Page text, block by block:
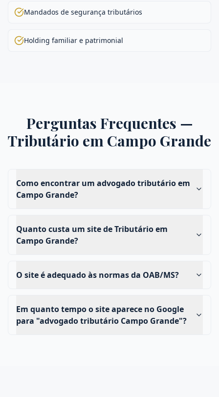
Mandados de segurança tributários
Holding familiar e patrimonial
Perguntas Frequentes —
Tributário em Campo Grande
Como encontrar um advogado tributário em
Campo Grande?
Quanto custa um site de Tributário em
Campo Grande?
O site é adequado às normas da OAB/MS?
Em quanto tempo o site aparece no Google
para "advogado tributário Campo Grande"?